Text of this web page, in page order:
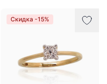
Скидка -15%